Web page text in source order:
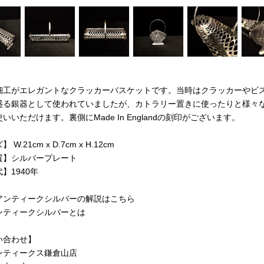
工がエレガントなクラッカーバスケットです。当時はクラッカーやビ
る銀器として使われていましたが、カトラリー置きに使ったりと様々
いいただけます。裏側にMade In Englandの刻印がございます。
】 W.21cm x D.7cm x H.12cm
シルバープレート
1940年
ティークシルバーの解説はこちら
ティークシルバーとは
わせ】
ティークス鎌倉山店